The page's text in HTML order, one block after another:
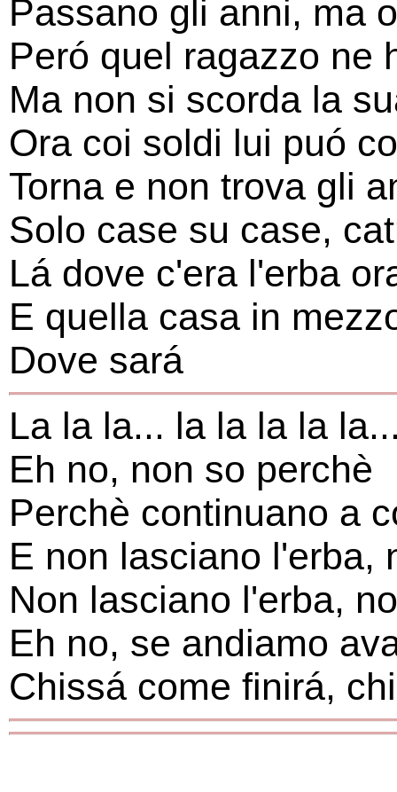
Passano gli anni, ma
Peró quel ragazzo ne
Ma non si scorda la
Ora coi soldi lui puó
Torna e non trova gli
Solo case su case,
Lá dove c'era l'erba
E quella casa in
Dove sará
La la la... la la la la
Eh no, non so perchè
Perchè continuano a
E non lasciano l'erba,
Non lasciano l'erba,
Eh no, se andiamo
Chissá come finirá,